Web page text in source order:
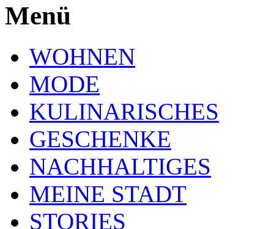
Menü
WOHNEN
MODE
KULINARISCHES
GESCHENKE
NACHHALTIGES
MEINE STADT
STORIES